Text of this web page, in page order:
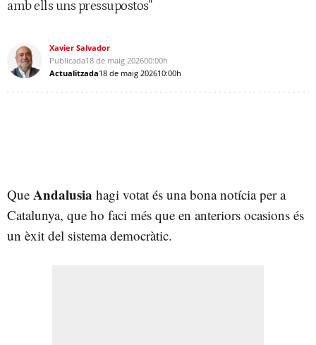
amb ells uns pressupostos"
Xavier Salvador
Publicada18 de maig 202600:00h
Actualitzada18 de maig 202610:00h
Que Andalusia hagi votat és una bona notícia per a
Catalunya, que ho faci més que en anteriors ocasions és
un èxit del sistema democràtic.